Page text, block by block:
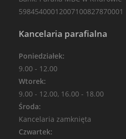
59845400012007100827870001
Kancelaria parafialna
Poniedziałek:
9.00 - 12.00
Wtorek:
9.00 - 12.00, 16.00 - 18.00
Środa:
Kancelaria zamknięta
Czwartek: